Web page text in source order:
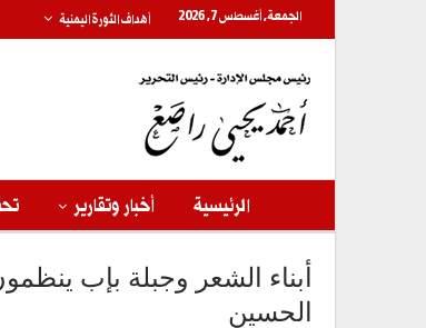
الجمعة, أغسطس 7, 2026 أهداف الثورة اليمنية
الرئيسية أخبار وتقارير
أبناء الشعر وجبلة بإب
الحسين